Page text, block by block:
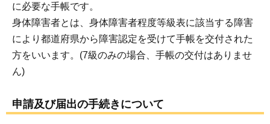
に必要な手帳です。
身体障害者とは、身体障害者程度等級表に該当する障害
により都道府県から障害認定を受けて手帳を交付された
方をいいます。(7級のみの場合、手帳の交付はありませ
ん)
申請及び届出の手続きについて